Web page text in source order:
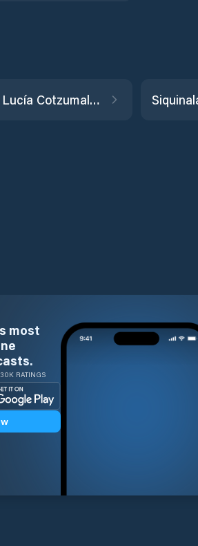
Santa Lucía Cotzumalguapa
most
RATINGS